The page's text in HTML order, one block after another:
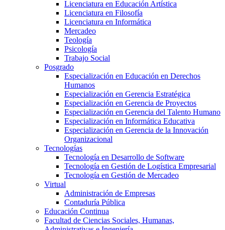
Licenciatura en Educación Artística
Licenciatura en Filosofía
Licenciatura en Informática
Mercadeo
Teología
Psicología
Trabajo Social
Posgrado
Especialización en Educación en Derechos
Humanos
Especialización en Gerencia Estratégica
Especialización en Gerencia de Proyectos
Especialización en Gerencia del Talento Humano
Especialización en Informática Educativa
Especialización en Gerencia de la Innovación
Organizacional
Tecnologías
Tecnología en Desarrollo de Software
Tecnología en Gestión de Logística Empresarial
Tecnología en Gestión de Mercadeo
Virtual
Administración de Empresas
Contaduría Pública
Educación Continua
Facultad de Ciencias Sociales, Humanas,